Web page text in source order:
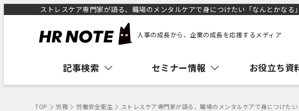
ストレスケア専門家が語る、職場のメンタルケアで身につけたい「なんとかなる
人事の成長から、企業の成長を応援するメディア
記事検索 セミナー情報 お役立ち資
TOP 労務 労働安全衛生 ストレスケア専門家が語る、職場のメンタルケアで身につけた